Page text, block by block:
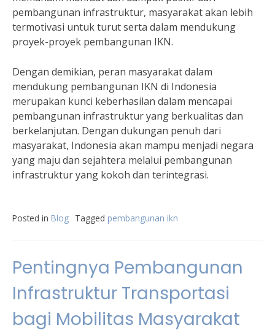
pembangunan infrastruktur, masyarakat akan lebih
termotivasi untuk turut serta dalam mendukung
proyek-proyek pembangunan IKN.
Dengan demikian, peran masyarakat dalam
mendukung pembangunan IKN di Indonesia
merupakan kunci keberhasilan dalam mencapai
pembangunan infrastruktur yang berkualitas dan
berkelanjutan. Dengan dukungan penuh dari
masyarakat, Indonesia akan mampu menjadi negara
yang maju dan sejahtera melalui pembangunan
infrastruktur yang kokoh dan terintegrasi.
Posted in Blog Tagged pembangunan ikn
Pentingnya Pembangunan
Infrastruktur Transportasi
bagi Mobilitas Masyarakat